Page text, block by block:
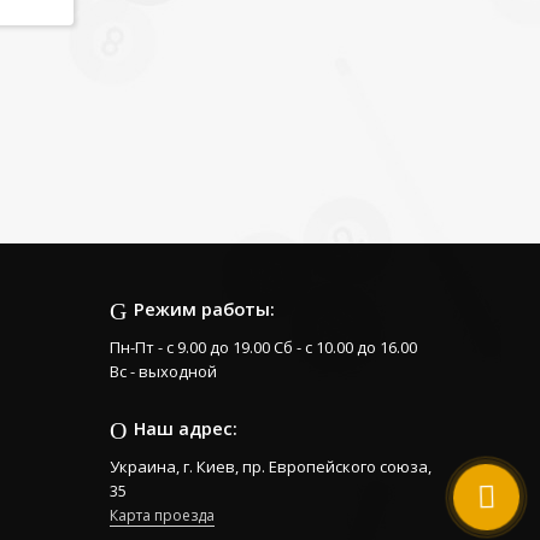
Режим работы:
Пн-Пт - с 9.00 до 19.00 Сб - с 10.00 до 16.00
Вс - выходной
Наш адрес:
Украина, г. Киев, пр. Европейского союза,
35
Карта проезда